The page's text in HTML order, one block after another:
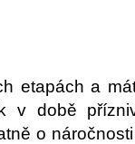
etapách a
v době
o